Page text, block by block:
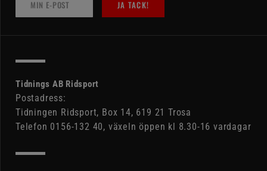
JA TACK!
Tidnings AB Ridsport
Postadress:
Tidningen Ridsport, Box 14, 619 21 Trosa
Telefon 0156-132 40, växeln öppen kl 8.30-16 vardagar